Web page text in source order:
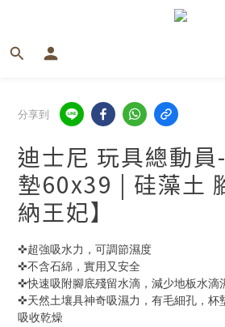
分享到
迪士尼 玩具總動
墊60x39 | 硅藻土
納王妃】
✜超強吸水力，可調節濕度
✜不含石綿，實用又安全
✜快速吸附腳底殘留水滴，減少地板水滴
✜天然土壤具神奇吸濕力，有毛細孔，杯
吸收乾燥